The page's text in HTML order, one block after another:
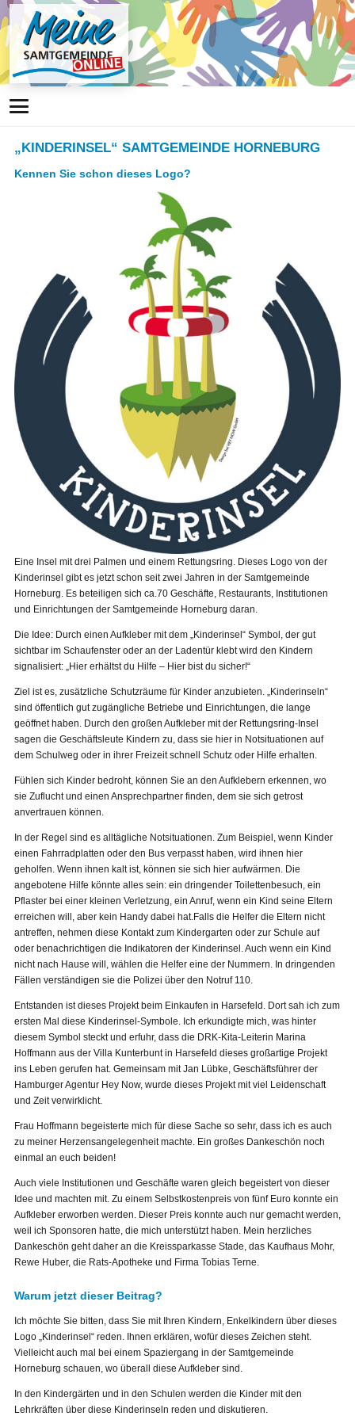
„KINDERINSEL“ SAMTGEMEINDE HORNEBURG
Kennen Sie schon dieses Logo?
Eine Insel mit drei Palmen und einem Rettungsring. Dieses Logo von der
Kinderinsel gibt es jetzt schon seit zwei Jahren in der Samtgemeinde
Horneburg. Es beteiligen sich ca.70 Geschäfte, Restaurants, Institutionen
und Einrichtungen der Samtgemeinde Horneburg daran.
Die Idee: Durch einen Aufkleber mit dem „Kinderinsel“ Symbol, der gut
sichtbar im Schaufenster oder an der Ladentür klebt wird den Kindern
signalisiert: „Hier erhältst du Hilfe – Hier bist du sicher!“
Ziel ist es, zusätzliche Schutzräume für Kinder anzubieten. „Kinderinseln“
sind öffentlich gut zugängliche Betriebe und Einrichtungen, die lange
geöffnet haben. Durch den großen Aufkleber mit der Rettungsring-Insel
sagen die Geschäftsleute Kindern zu, dass sie hier in Notsituationen auf
dem Schulweg oder in ihrer Freizeit schnell Schutz oder Hilfe erhalten.
Fühlen sich Kinder bedroht, können Sie an den Aufklebern erkennen, wo
sie Zuflucht und einen Ansprechpartner finden, dem sie sich getrost
anvertrauen können.
In der Regel sind es alltägliche Notsituationen. Zum Beispiel, wenn Kinder
einen Fahrradplatten oder den Bus verpasst haben, wird ihnen hier
geholfen. Wenn ihnen kalt ist, können sie sich hier aufwärmen. Die
angebotene Hilfe könnte alles sein: ein dringender Toilettenbesuch, ein
Pflaster bei einer kleinen Verletzung, ein Anruf, wenn ein Kind seine Eltern
erreichen will, aber kein Handy dabei hat.Falls die Helfer die Eltern nicht
antreffen, nehmen diese Kontakt zum Kindergarten oder zur Schule auf
oder benachrichtigen die Indikatoren der Kinderinsel. Auch wenn ein Kind
nicht nach Hause will, wählen die Helfer eine der Nummern. In dringenden
Fällen verständigen sie die Polizei über den Notruf 110.
Entstanden ist dieses Projekt beim Einkaufen in Harsefeld. Dort sah ich zum
ersten Mal diese Kinderinsel-Symbole. Ich erkundigte mich, was hinter
diesem Symbol steckt und erfuhr, dass die DRK-Kita-Leiterin Marina
Hoffmann aus der Villa Kunterbunt in Harsefeld dieses großartige Projekt
ins Leben gerufen hat. Gemeinsam mit Jan Lübke, Geschäftsführer der
Hamburger Agentur Hey Now, wurde dieses Projekt mit viel Leidenschaft
und Zeit verwirklicht.
Frau Hoffmann begeisterte mich für diese Sache so sehr, dass ich es auch
zu meiner Herzensangelegenheit machte. Ein großes Dankeschön noch
einmal an euch beiden!
Auch viele Institutionen und Geschäfte waren gleich begeistert von dieser
Idee und machten mit. Zu einem Selbstkostenpreis von fünf Euro konnte ein
Aufkleber erworben werden. Dieser Preis konnte auch nur gemacht werden,
weil ich Sponsoren hatte, die mich unterstützt haben. Mein herzliches
Dankeschön geht daher an die Kreissparkasse Stade, das Kaufhaus Mohr,
Rewe Huber, die Rats-Apotheke und Firma Tobias Terne.
Warum jetzt dieser Beitrag?
Ich möchte Sie bitten, dass Sie mit Ihren Kindern, Enkelkindern über dieses
Logo „Kinderinsel“ reden. Ihnen erklären, wofür dieses Zeichen steht.
Vielleicht auch mal bei einem Spaziergang in der Samtgemeinde
Horneburg schauen, wo überall diese Aufkleber sind.
In den Kindergärten und in den Schulen werden die Kinder mit den
Lehrkräften über diese Kinderinseln reden und diskutieren.